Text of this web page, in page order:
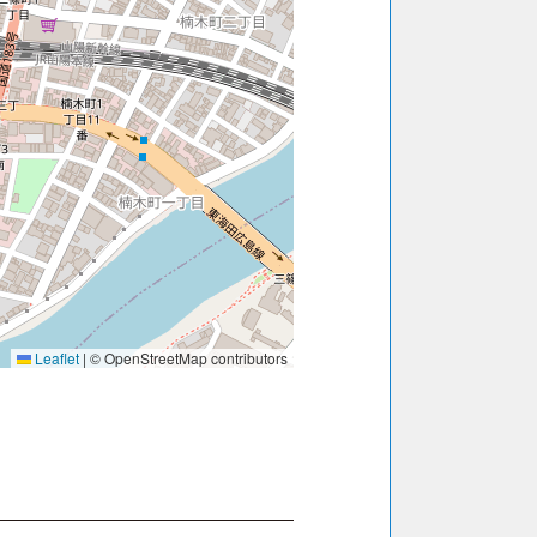
Leaflet | © OpenStreetMap contributors